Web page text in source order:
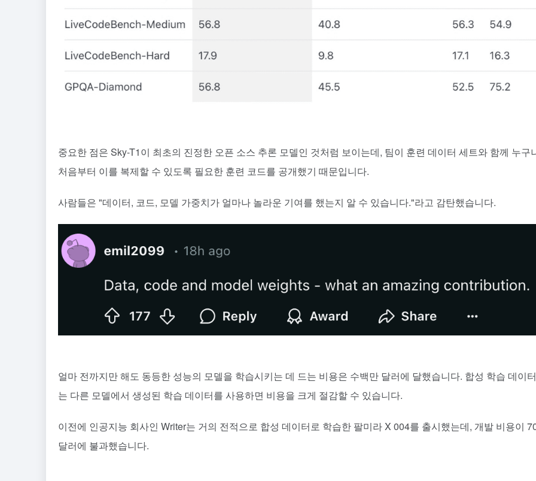
중요한 점은 Sky-T1이 최초의 진정한 오픈 소스 추론 모델인 것처럼 보이는데, 팀이 훈련 데이터 세트와 함께 누구
처음부터 이를 복제할 수 있도록 필요한 훈련 코드를 공개했기 때문입니다.
사람들은 "데이터, 코드, 모델 가중치가 얼마나 놀라운 기여를 했는지 알 수 있습니다."라고 감탄했습니다.
얼마 전까지만 해도 동등한 성능의 모델을 학습시키는 데 드는 비용은 수백만 달러에 달했습니다. 합성 학습 데이
는 다른 모델에서 생성된 학습 데이터를 사용하면 비용을 크게 절감할 수 있습니다.
이전에 인공지능 회사인 Writer는 거의 전적으로 합성 데이터로 학습한 팔미라 X 004를 출시했는데, 개발 비용이
달러에 불과했습니다.